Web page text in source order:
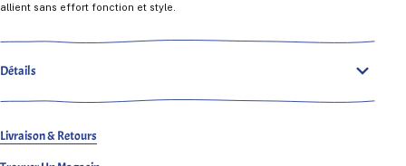
allient sans effort fonction et style.
Détails
Livraison & Retours